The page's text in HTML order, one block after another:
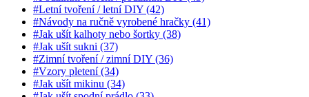
#Letní tvoření / letní DIY (42)
#Návody na ručně vyrobené hračky (41)
#Jak ušít kalhoty nebo šortky (38)
#Jak ušít sukni (37)
#Zimní tvoření / zimní DIY (36)
#Vzory pletení (34)
#Jak ušít mikinu (34)